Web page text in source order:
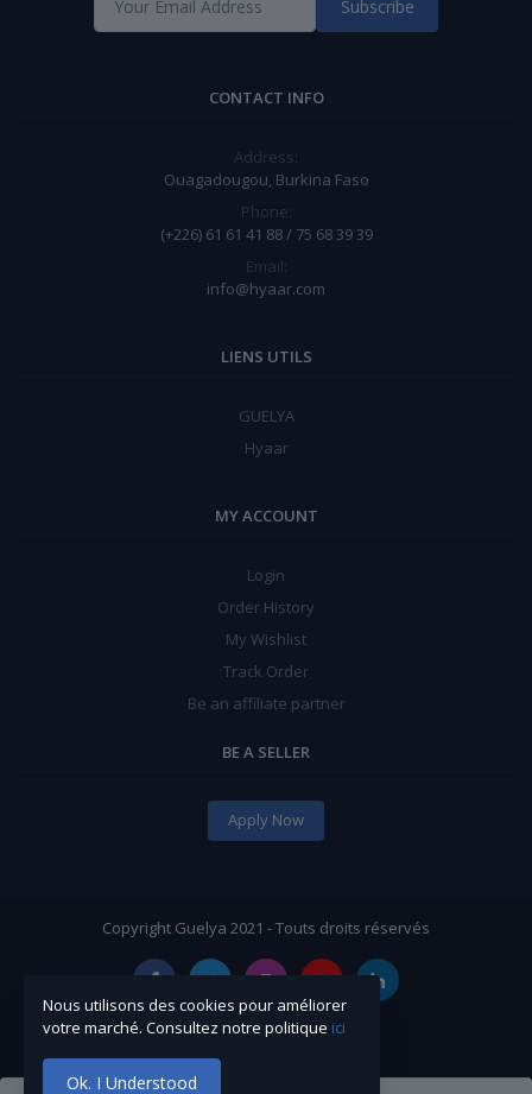
Subscribe
CONTACT INFO
Address:
Ouagadougou, Burkina Faso
Phone:
(+226) 61 61 41 88 / 75 68 39 39
Email:
info@hyaar.com
LIENS UTILS
GUELYA
Hyaar
MY ACCOUNT
Login
Order History
My Wishlist
Track Order
Be an affiliate partner
BE A SELLER
Apply Now
Copyright Guelya 2021 - Touts droits réservés
Nous utilisons des cookies pour améliorer
votre marché. Consultez notre politique ici
Ok. I Understood